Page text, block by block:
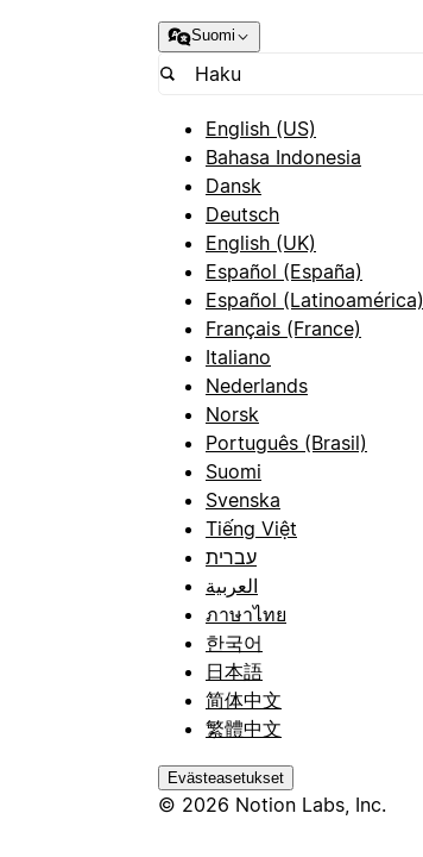
Suomi
English (US)
Bahasa Indonesia
Dansk
Deutsch
English (UK)
Español (España)
Español (Latinoamérica)
Français (France)
Italiano
Nederlands
Norsk
Português (Brasil)
Suomi
Svenska
Tiếng Việt
עברית
العربية
ภาษาไทย
한국어
日本語
简体中文
繁體中文
Evästeasetukset
© 2026 Notion Labs, Inc.